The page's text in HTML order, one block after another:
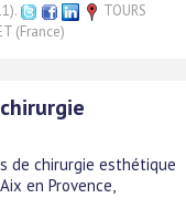
TOURS
(France)
de chirurgie esthétique
en Provence,